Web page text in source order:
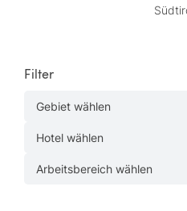
Filter
Gebiet wählen
Hotel wählen
Arbeitsbereich wählen